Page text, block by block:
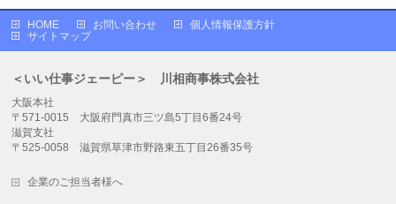
HOME お問い合わせ
個人情報保護方針
サイトマップ
＜いい仕事ジェーピー＞ 川相商事株式会社
大阪本社
〒571-0015 大阪府門真市三ツ島5丁目6番24号
滋賀支社
〒525-0058 滋賀県草津市野路東五丁目26番35号
企業のご担当者様へ